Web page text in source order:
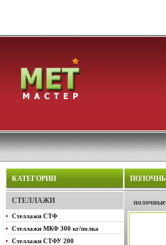
КАТЕГОРИИ
СТЕЛЛАЖИ
Стеллажи СТФ
Стеллажи МКФ 300 кг/полка
Стеллажи СТФУ 200
полочные